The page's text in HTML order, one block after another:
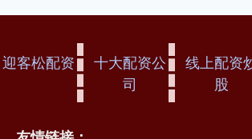
迎客松配资
十大配资公
司
线上配资
股